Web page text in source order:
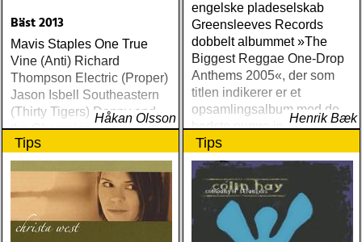
Bäst 2013
Mavis Staples One True
Vine (Anti) Richard
Thompson Electric (Proper)
Jason Isbell Southeastern
(Thirty Tigers) Danny and
the Champions of the World
Stay True (Loose) Slow Fox
Just Like the Birds (Rootsy)
Steve Earle The Low
Highway (New West) Bob
Dylan Another Self Portrait
(Columbia) Halden Electric
Håkan Olsson
engelske pladeselskab
Greensleeves Records
dobbelt albummet »The
Biggest Reggae One-Drop
Anthems 2005«, der som
titlen indikerer er et
opsamlingsalbum med de
bedste numre indenfor den
populære reggaestil kaldet
one-drop
Henrik Bæk
Tips Tips